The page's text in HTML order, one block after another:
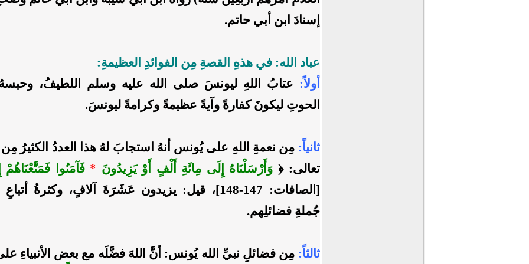
إسنادَ ابن أبي حاتم.
عباد الله: في هذهِ القصةِ مِن الفوائدِ العظيمةِ:
أولاً: عتابُ اللهِ ليونسَ صلى الله عليه وسلم اللطيفُ،
الحوتِ ليكونَ كفارةً وآيةً عظيمةً وكرامةً ليونسَ.
ثانياً: مِن نعمةِ اللهِ على يُونس أنهُ استجابَ لهُ هذا العددُ الكثيرُ
تعالى:﴿ وَأَرْسَلْنَاهُ إِلَى مِائَةِ أَلْفٍ أَوْ يَزِيدُونَ * فَآمَنُوا
[الصافات: 147-148]
، قيل: يزيدون عَشَرَةَ آلافٍ، وكثرةُ أتباعِ
جُملةِ فضائلِهم.
ثالثاً: مِن فضائلِ نبيِّ الله يُونس: أنَّ اللهَ فضَّلَه مع بعض الأنبياءِ